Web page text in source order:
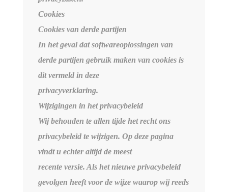
Cookies
Cookies van derde partijen
In het geval dat softwareoplossingen van
derde partijen gebruik maken van cookies is
dit vermeld in deze
privacyverklaring.
Wijzigingen in het privacybeleid
Wij behouden te allen tijde het recht ons
privacybeleid te wijzigen. Op deze pagina
vindt u echter altijd de meest
recente versie. Als het nieuwe privacybeleid
gevolgen heeft voor de wijze waarop wij reeds